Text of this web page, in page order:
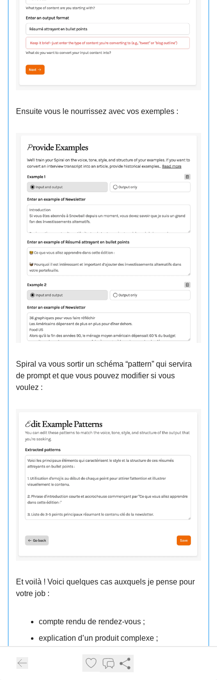
Ensuite vous le nourrissez avec vos exemples :
Spiral va vous sortir un schéma “pattern” qui servira
de prompt et que vous pouvez modifier si vous
voulez :
Et voilà ! Voici quelques cas auxquels je pense pour
votre job :
compte rendu de rendez-vous ;
explication d’un produit complexe ;